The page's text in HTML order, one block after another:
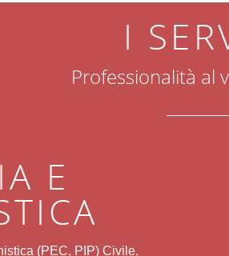
I
Professionalità al
E
(PEC, PIP) Civile,